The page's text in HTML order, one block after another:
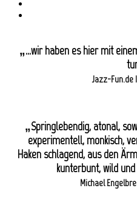
„…wir haben es hier mit
Jazz-Fun.de |
„Springlebendig, atonal,
experimentell, monkisch,
Haken schlagend, aus den
kunterbunt, wild
Michael